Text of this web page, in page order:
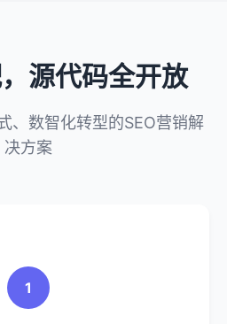
源代码全开放
、数智化转型的SEO营销解
决方案
1